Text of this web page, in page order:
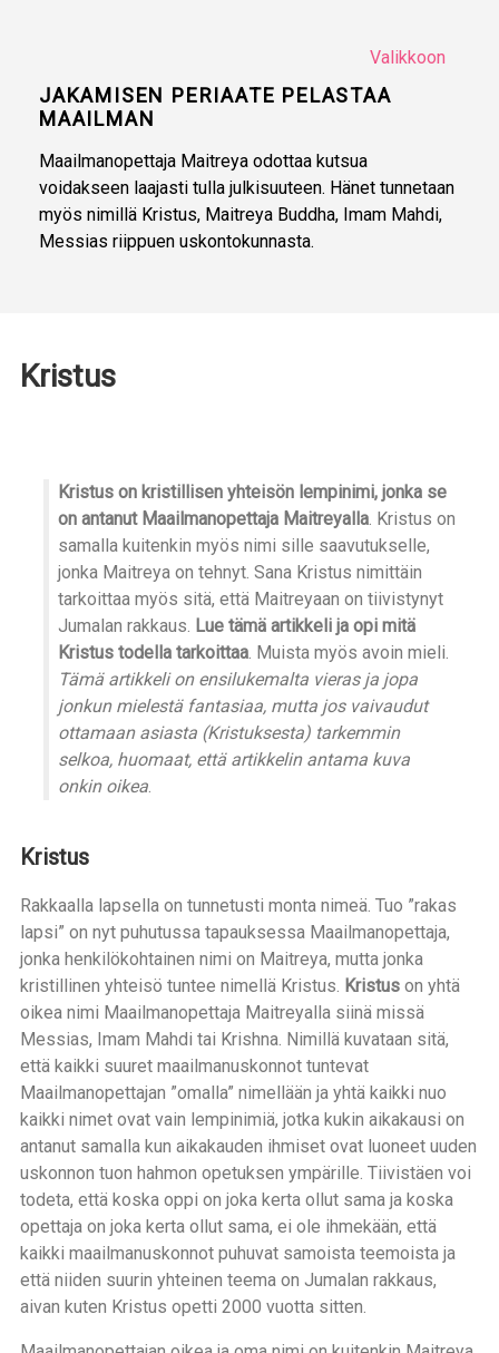
Valikkoon
JAKAMISEN PERIAATE PELASTAA
MAAILMAN
Maailmanopettaja Maitreya odottaa kutsua
voidakseen laajasti tulla julkisuuteen. Hänet tunnetaan
myös nimillä Kristus, Maitreya Buddha, Imam Mahdi,
Messias riippuen uskontokunnasta.
Kristus
Kristus on kristillisen yhteisön lempinimi, jonka se
on antanut Maailmanopettaja Maitreyalla. Kristus on
samalla kuitenkin myös nimi sille saavutukselle,
jonka Maitreya on tehnyt. Sana Kristus nimittäin
tarkoittaa myös sitä, että Maitreyaan on tiivistynyt
Jumalan rakkaus. Lue tämä artikkeli ja opi mitä
Kristus todella tarkoittaa. Muista myös avoin mieli.
Tämä artikkeli on ensilukemalta vieras ja jopa
jonkun mielestä fantasiaa, mutta jos vaivaudut
ottamaan asiasta (Kristuksesta) tarkemmin
selkoa, huomaat, että artikkelin antama kuva
onkin oikea.
Kristus
Rakkaalla lapsella on tunnetusti monta nimeä. Tuo ”rakas
lapsi” on nyt puhutussa tapauksessa Maailmanopettaja,
jonka henkilökohtainen nimi on Maitreya, mutta jonka
kristillinen yhteisö tuntee nimellä Kristus. Kristuson yhtä
oikea nimi Maailmanopettaja Maitreyalla siinä missä
Messias, Imam Mahdi tai Krishna. Nimillä kuvataan sitä,
että kaikki suuret maailmanuskonnot tuntevat
Maailmanopettajan ”omalla” nimellään ja yhtä kaikki nuo
kaikki nimet ovat vain lempinimiä, jotka kukin aikakausi on
antanut samalla kun aikakauden ihmiset ovat luoneet uuden
uskonnon tuon hahmon opetuksen ympärille. Tiivistäen voi
todeta, että koska oppi on joka kerta ollut sama ja koska
opettaja on joka kerta ollut sama, ei ole ihmekään, että
kaikki maailmanuskonnot puhuvat samoista teemoista ja
että niiden suurin yhteinen teema on Jumalan rakkaus,
aivan kuten Kristus opetti 2000 vuotta sitten.